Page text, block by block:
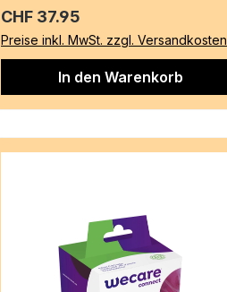
Regulärer Preis:
CHF 37.95
Preise inkl. MwSt. zzgl. Versandkosten
In den Warenkorb